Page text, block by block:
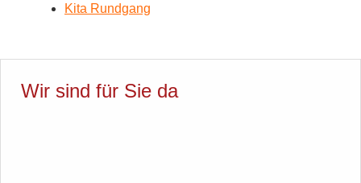
Kita Rundgang
Wir sind für Sie da